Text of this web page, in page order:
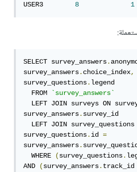
USER3 8 1
SELECT survey_answers.
survey_answers.choice_index,
survey_questions.legend
  FROM
`survey_answers`
LEFT JOIN surveys ON
survey_answers.survey_id
  LEFT JOIN survey_questions ON
survey_questions.id =
survey_answers.
  WHERE
(survey_questions.
AND (survey_answers.